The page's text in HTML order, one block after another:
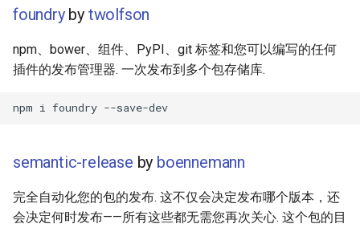
Preact
Progressive Enhancement
lit-html
JAMstack
DTrace
Userscripts
Falsehood
领域驱动设计
foundryby twolfson
npm、bower、组件、PyPI、git 标签和您可以编写的任何
插件的发布管理器. 一次发布到多个包存储库.
semantic-release by boennemann
完全自动化您的包的发布. 这不仅会决定发布哪个版本，还
会决定何时发布——所有这些都无需您再次关心. 这个包的目